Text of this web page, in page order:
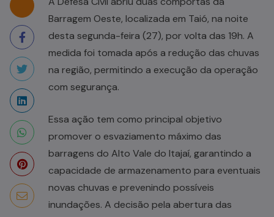
Barragem Oeste, localizada em Taió, na noite
desta segunda-feira (27), por volta das 19h. A
medida foi tomada após a redução das chuvas
na região, permitindo a execução da operação
com segurança.
Essa ação tem como principal objetivo
promover o esvaziamento máximo das
barragens do Alto Vale do Itajaí, garantindo a
capacidade de armazenamento para eventuais
novas chuvas e prevenindo possíveis
inundações. A decisão pela abertura das